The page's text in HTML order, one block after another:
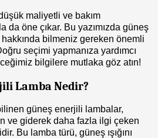
maliyetli ve bakım
da öne çıkar. Bu yazımızda güneş
bilmeniz gereken önemli
seçimi yapmanıza yardımcı
bilgilere mutlaka göz atın!
Lamba Nedir?
güneş enerjili lambalar,
ve giderek daha fazla ilgi çeken
Bu lamba türü, güneş ışığını